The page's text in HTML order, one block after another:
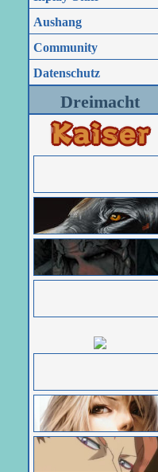
Aushang
Community
Datenschutz
Dreimacht